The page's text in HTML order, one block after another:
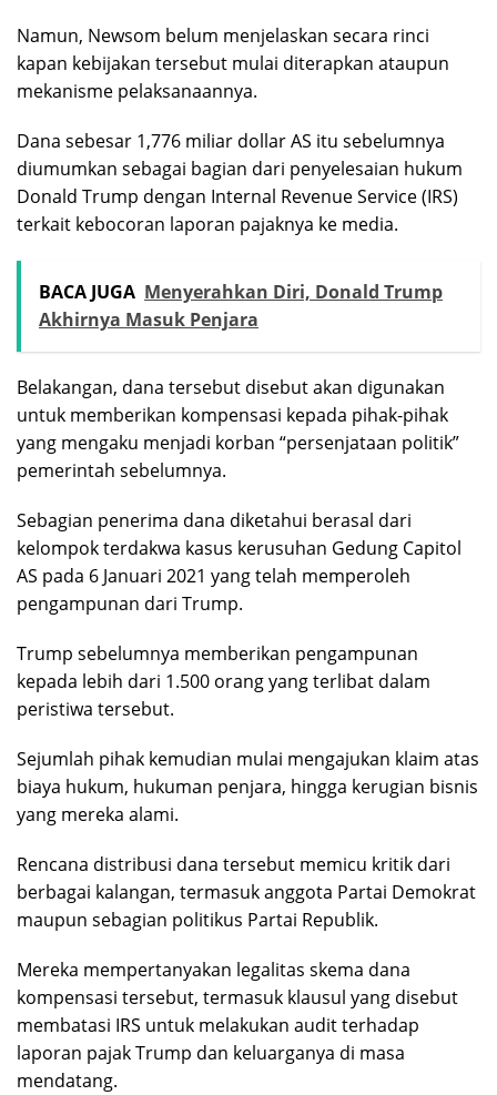
Namun, Newsom belum menjelaskan secara rinci
kapan kebijakan tersebut mulai diterapkan ataupun
mekanisme pelaksanaannya.
Dana sebesar 1,776 miliar dollar AS itu sebelumnya
diumumkan sebagai bagian dari penyelesaian hukum
Donald Trump dengan Internal Revenue Service (IRS)
terkait kebocoran laporan pajaknya ke media.
BACA JUGA Menyerahkan Diri, Donald Trump
Akhirnya Masuk Penjara
Belakangan, dana tersebut disebut akan digunakan
untuk memberikan kompensasi kepada pihak-pihak
yang mengaku menjadi korban “persenjataan politik”
pemerintah sebelumnya.
Sebagian penerima dana diketahui berasal dari
kelompok terdakwa kasus kerusuhan Gedung Capitol
AS pada 6 Januari 2021 yang telah memperoleh
pengampunan dari Trump.
Trump sebelumnya memberikan pengampunan
kepada lebih dari 1.500 orang yang terlibat dalam
peristiwa tersebut.
Sejumlah pihak kemudian mulai mengajukan klaim atas
biaya hukum, hukuman penjara, hingga kerugian bisnis
yang mereka alami.
Rencana distribusi dana tersebut memicu kritik dari
berbagai kalangan, termasuk anggota Partai Demokrat
maupun sebagian politikus Partai Republik.
Mereka mempertanyakan legalitas skema dana
kompensasi tersebut, termasuk klausul yang disebut
membatasi IRS untuk melakukan audit terhadap
laporan pajak Trump dan keluarganya di masa
mendatang.